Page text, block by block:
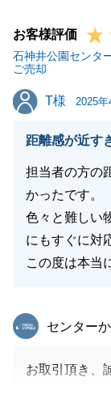
す。
よろしくお願
お客様評価
石神井公園センタ
ご売却
T様
T様 2025年
距離感が近す
担当者の方の
かったです。
色々と難しい
にもすぐに対
この度は本当
東急リバブ
センター
お取引頂き、